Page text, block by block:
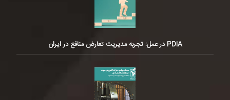
PDIA در عمل: تجربه مدیریت تعارض منافع در ایران